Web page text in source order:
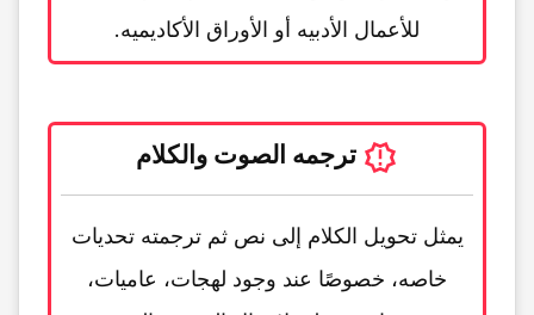
للأعمال الأدبیه أو الأوراق الأکادیمیه.
ترجمه الصوت والکلام
یمثل تحویل الکلام إلى نص ثم ترجمته تحدیات
خاصه، خصوصًا عند وجود لهجات، عامیات،